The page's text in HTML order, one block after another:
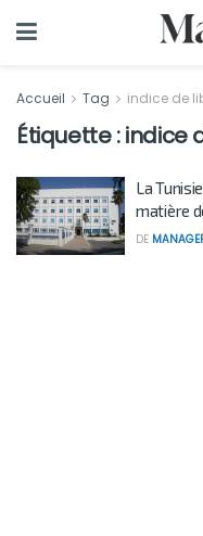
Accueil Tag indice de
Étiquette :indice
La
matière
DE